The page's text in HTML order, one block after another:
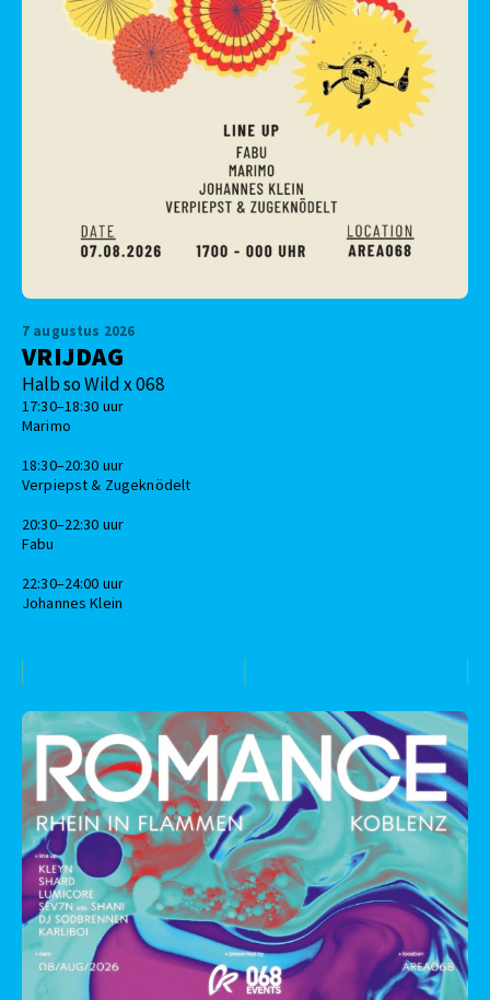
7 augustus 2026
VRIJDAG
Halb so Wild x 068
17:30–18:30 uur
Marimo
18:30–20:30 uur
Verpiepst & Zugeknödelt
20:30–22:30 uur
Fabu
22:30–24:00 uur
Johannes Klein